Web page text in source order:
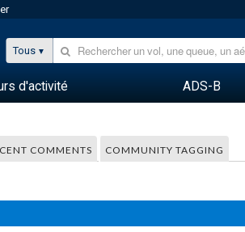
Tous
d'activité ADS-B
COMMENTS COMMUNITY TAGGING